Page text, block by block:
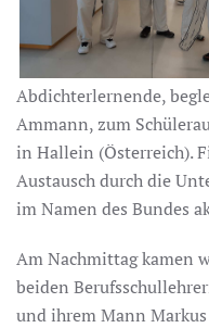
Abdichterlernende,
Ammann, zum
in Hallein (Österreich).
Austausch durch die
im Namen des Bundes
Am Nachmittag kamen
beiden
und ihrem Mann